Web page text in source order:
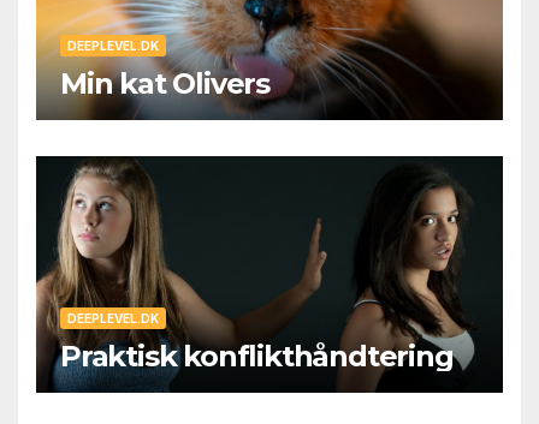
DEEPLEVEL.DK
Min kat Olivers
DEEPLEVEL.DK
Praktisk konflikthåndtering